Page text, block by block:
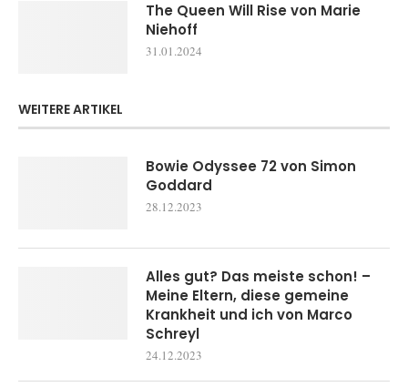
The Queen Will Rise von Marie
Niehoff
31.01.2024
WEITERE ARTIKEL
Bowie Odyssee 72 von Simon
Goddard
28.12.2023
Alles gut? Das meiste schon! –
Meine Eltern, diese gemeine
Krankheit und ich von Marco
Schreyl
24.12.2023